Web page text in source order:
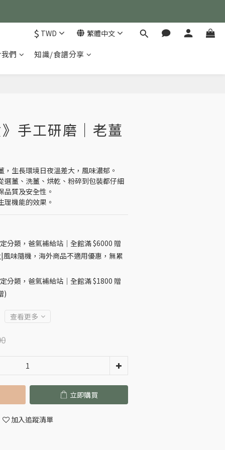
$ TWD 繁體中文
們 知識/食譜分享
手工研磨｜老薑
，生長環境日夜溫差大，風味濃郁。
選薑、洗薑、烘乾、粉碎到包裝都仔細
品質及安全性。
理機能的效果。
分類，爸氣補給站｜全館滿 $6000 贈
味隨機，海外商品不適用優惠，無累
分類，爸氣補給站｜全館滿 $1800 贈
)
查看更多
立即購買
加入追蹤清單